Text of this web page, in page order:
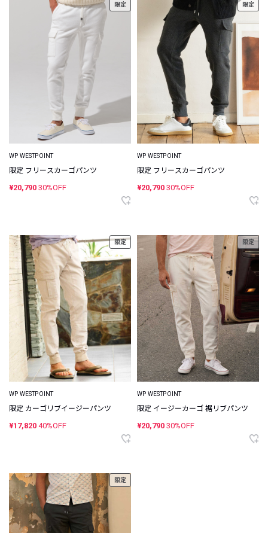
限定
WP WESTPOINT
限定 フリースカーゴパンツ
¥20,790 30%OFF
限定
WP WESTPOINT
限定 フリースカーゴパンツ
¥20,790 30%OFF
限定
WP WESTPOINT
限定 カーゴリブイージーパンツ
¥17,820 40%OFF
限定
WP WESTPOINT
限定 イージーカーゴ 裾リブパンツ
¥20,790 30%OFF
限定